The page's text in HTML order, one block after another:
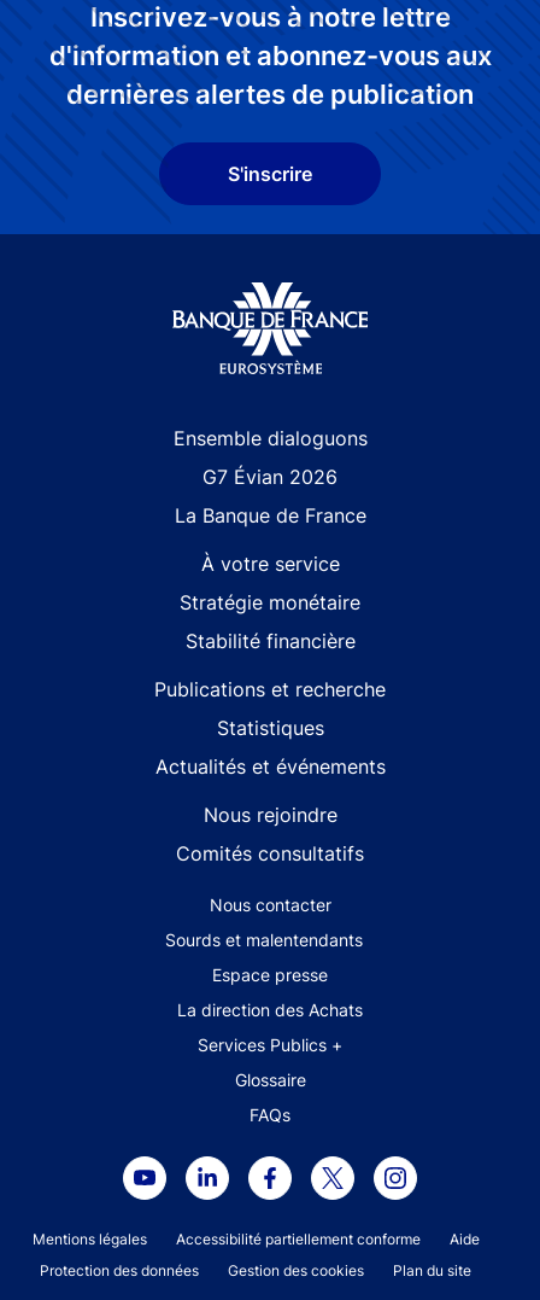
Inscrivez-vous à notre lettre
d'information et abonnez-vous aux
dernières alertes de publication
S'inscrire
Ensemble dialoguons
G7 Évian 2026
La Banque de France
À votre service
Stratégie monétaire
Stabilité financière
Publications et recherche
Statistiques
Actualités et événements
Nous rejoindre
Comités consultatifs
Footer secondary menuNous contacter
Sourds et malentendants
Espace presse
La direction des Achats
Services Publics +
Glossaire
FAQs
Footer legal notice menu
Mentions légales Accessibilité partiellement conforme
Aide
Protection des données
Gestion des cookies Plan du site